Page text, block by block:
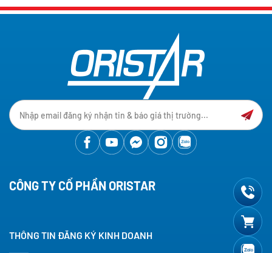
CÔNG TY CỔ PHẦN ORISTAR
THÔNG TIN ĐĂNG KÝ KINH DOANH